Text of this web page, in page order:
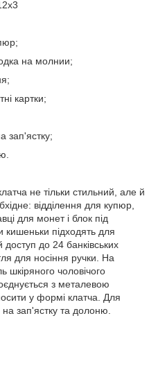
на молнии;
картки;
зап'ястку;
не тільки стильний, але й
відділення для купюр,
для монет і блок під
кишеньки підходять для
доступ до 24 банківських
для носіння ручки. На
шкіряного чоловічого
з металевою
у формі клатча. Для
зап'ястку та долоню.